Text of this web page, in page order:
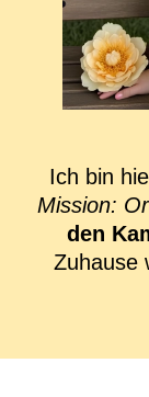
Ich bin
Mission:
den
Zuhause